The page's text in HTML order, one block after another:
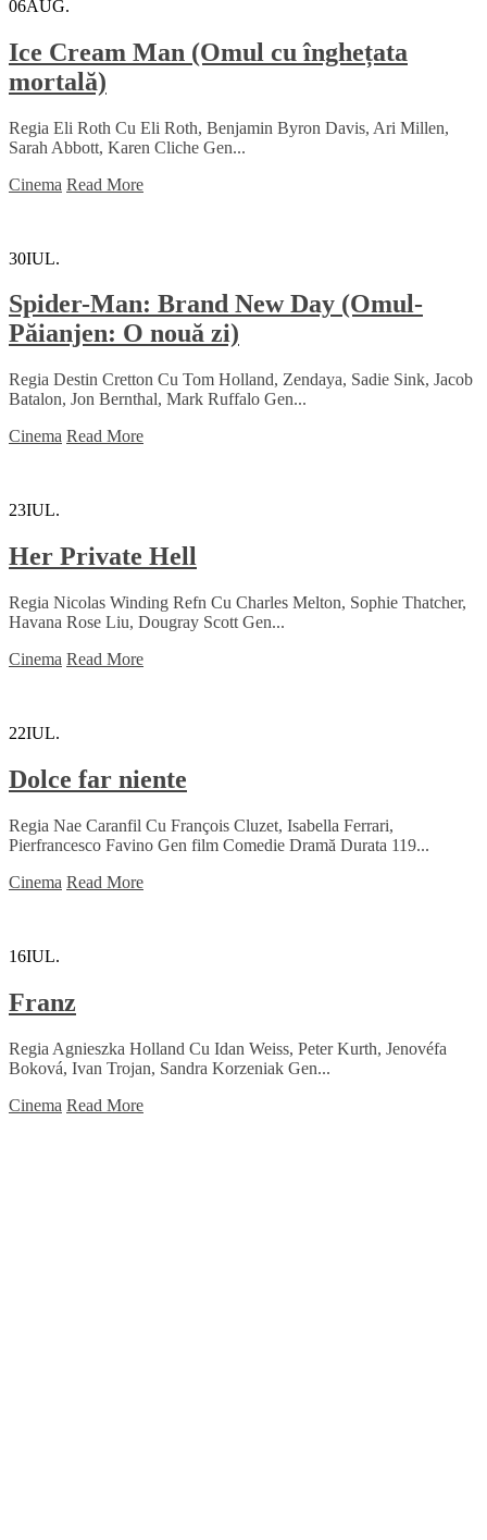
06AUG.
Ice Cream Man (Omul cu înghețata
mortală)
Regia Eli Roth Cu Eli Roth, Benjamin Byron Davis, Ari Millen,
Sarah Abbott, Karen Cliche Gen...
Cinema Read More
30IUL.
Spider-Man: Brand New Day (Omul-
Păianjen: O nouă zi)
Regia Destin Cretton Cu Tom Holland, Zendaya, Sadie Sink, Jacob
Batalon, Jon Bernthal, Mark Ruffalo Gen...
Cinema Read More
23IUL.
Her Private Hell
Regia Nicolas Winding Refn Cu Charles Melton, Sophie Thatcher,
Havana Rose Liu, Dougray Scott Gen...
Cinema Read More
22IUL.
Dolce far niente
Regia Nae Caranfil Cu François Cluzet, Isabella Ferrari,
Pierfrancesco Favino Gen film Comedie Dramă Durata 119...
Cinema Read More
16IUL.
Franz
Regia Agnieszka Holland Cu Idan Weiss, Peter Kurth, Jenovéfa
Boková, Ivan Trojan, Sandra Korzeniak Gen...
Cinema Read More